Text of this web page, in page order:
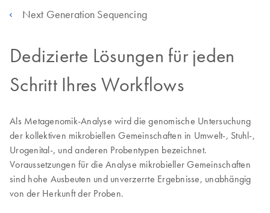
Next Generation Sequencing
Dedizierte Lösungen für jeden
Schritt Ihres Workflows
Als Metagenomik-Analyse wird die genomische Untersuchung
der kollektiven mikrobiellen Gemeinschaften in Umwelt-, Stuhl-,
Urogenital-, und anderen Probentypen bezeichnet.
Voraussetzungen für die Analyse mikrobieller Gemeinschaften
sind hohe Ausbeuten und unverzerrte Ergebnisse, unabhängig
von der Herkunft der Proben.